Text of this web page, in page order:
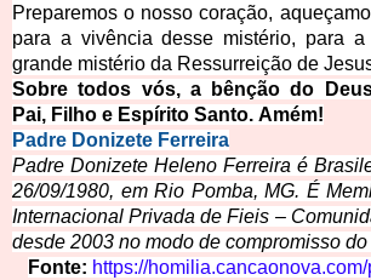
Preparemos o nosso coração,
para a vivência desse mistério, para a
grande mistério da Ressurreição de
Sobre todos vós, a bênção do
Pai, Filho e Espírito Santo. Amém!
Padre Donizete Ferreira
Padre Donizete Heleno Ferreira é
26/09/1980, em Rio Pomba, MG. É
Internacional Privada de Fieis –
desde 2003 no modo de compromisso
Fonte: https://